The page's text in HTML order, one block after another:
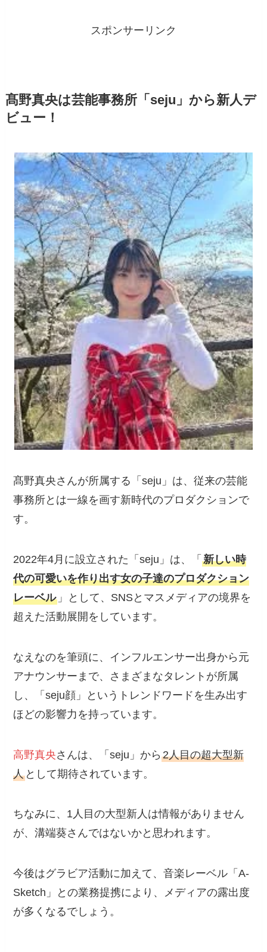
スポンサーリンク
髙野真央は芸能事務所「seju」から新人デ
ビュー！
髙野真央さんが所属する「seju」は、従来の芸能
事務所とは一線を画す新時代のプロダクションで
す。
2022年4月に設立された「seju」は、「新しい時
代の可愛いを作り出す女の子達のプロダクション
レーベル 」として、SNSとマスメディアの境界を
超えた活動展開をしています。
なえなのを筆頭に、インフルエンサー出身から元
アナウンサーまで、さまざまなタレントが所属
し、「seju顔」というトレンドワードを生み出す
ほどの影響力を持っています。
高野真央さんは、「seju」から2人目の超大型新
人 として期待されています。
ちなみに、1人目の大型新人は情報がありません
が、溝端葵さんではないかと思われます。
今後はグラビア活動に加えて、音楽レーベル「A-
Sketch」との業務提携により、メディアの露出度
が多くなるでしょう。